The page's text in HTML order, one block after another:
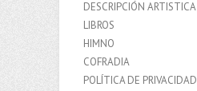
DESCRIPCIÓN ARTISTICA
LIBROS
HIMNO
COFRADIA
POLÍTICA DE PRIVACIDAD